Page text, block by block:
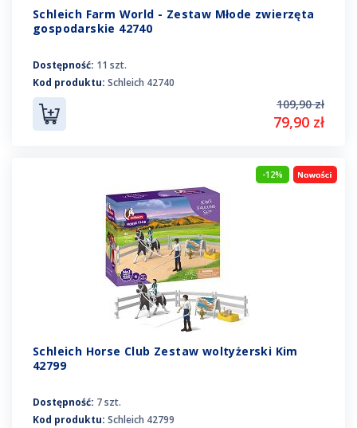
Schleich Farm World - Zestaw Młode zwierzęta
gospodarskie 42740
Dostępność: 11 szt.
Kod produktu: Schleich 42740
109,90 zł
79,90 zł
-12%
Schleich Horse Club Zestaw woltyżerski Kim
42799
Dostępność: 7 szt.
Kod produktu: Schleich 42799